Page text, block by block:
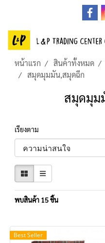
หน้าแรก สินค้าทั้งหมด
สมุดมุมมัน,สมุดฉีก
สมุดมุม
เรียงตาม
พบสินค้า 15 ชิ้น
Best Seller